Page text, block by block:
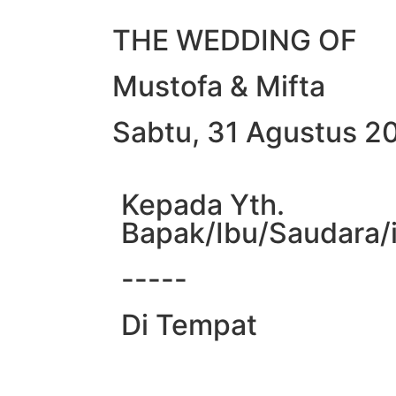
THE WEDDING OF
Mustofa & Mifta
Sabtu, 31 Agustus
Kepada Yth.
Bapak/Ibu/Saudara/i
-----
Di Tempat